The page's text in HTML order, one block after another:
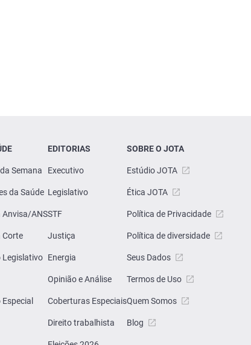
Semana
da Saúde
Anvisa/ANS
Corte
Legislativo
EDITORIAS
Executivo
Legislativo
STF
Justiça
Energia
Opinião e Análise
Coberturas Especiais
Direito trabalhista
SOBRE O JOTA
Estúdio JOTA
Ética JOTA
Política de Privacidade
Política de diversidade
Seus Dados
Termos de Uso
Quem Somos
Blog